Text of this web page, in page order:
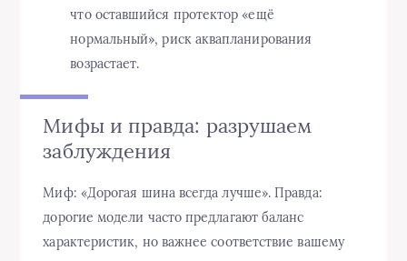
что оставшийся протектор «ещё
нормальный», риск аквапланирования
возрастает.
Мифы и правда: разрушаем
заблуждения
Миф: «Дорогая шина всегда лучше». Правда:
дорогие модели часто предлагают баланс
характеристик, но важнее соответствие вашему